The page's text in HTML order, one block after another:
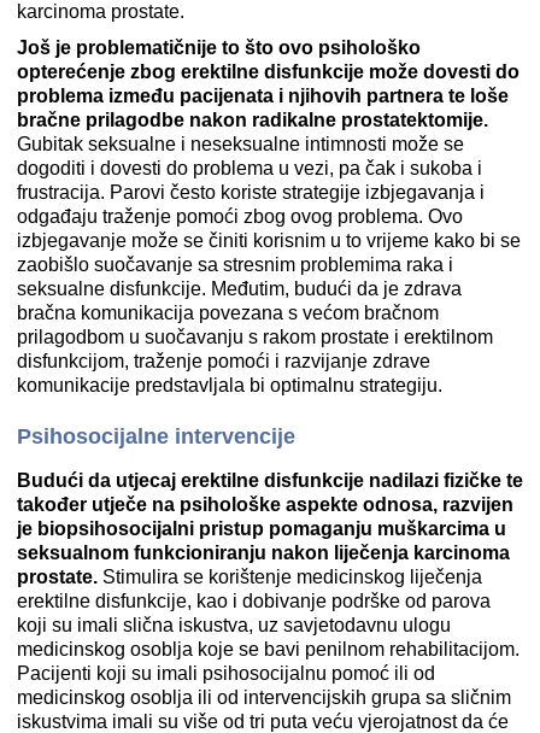
karcinoma prostate.
Još je problematičnije to što ovo psihološko
opterećenje zbog erektilne disfunkcije može dovesti do
problema između pacijenata i njihovih partnera te loše
bračne prilagodbe nakon radikalne prostatektomije.
Gubitak seksualne i neseksualne intimnosti može se
dogoditi i dovesti do problema u vezi, pa čak i sukoba i
frustracija. Parovi često koriste strategije izbjegavanja i
odgađaju traženje pomoći zbog ovog problema. Ovo
izbjegavanje može se činiti korisnim u to vrijeme kako bi se
zaobišlo suočavanje sa stresnim problemima raka i
seksualne disfunkcije. Međutim, budući da je zdrava
bračna komunikacija povezana s većom bračnom
prilagodbom u suočavanju s rakom prostate i erektilnom
disfunkcijom, traženje pomoći i razvijanje zdrave
komunikacije predstavljala bi optimalnu strategiju.
Psihosocijalne intervencije
Budući da utjecaj erektilne disfunkcije nadilazi fizičke te
također utječe na psihološke aspekte odnosa, razvijen
je biopsihosocijalni pristup pomaganju muškarcima u
seksualnom funkcioniranju nakon liječenja karcinoma
prostate. Stimulira se korištenje medicinskog liječenja
erektilne disfunkcije, kao i dobivanje podrške od parova
koji su imali slična iskustva, uz savjetodavnu ulogu
medicinskog osoblja koje se bavi penilnom rehabilitacijom.
Pacijenti koji su imali psihosocijalnu pomoć ili od
medicinskog osoblja ili od intervencijskih grupa sa sličnim
iskustvima imali su više od tri puta veću vjerojatnost da će